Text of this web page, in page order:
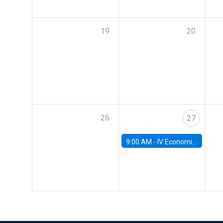
19 20
26 27
9:00 AM - IV Economics Alumni Workshop